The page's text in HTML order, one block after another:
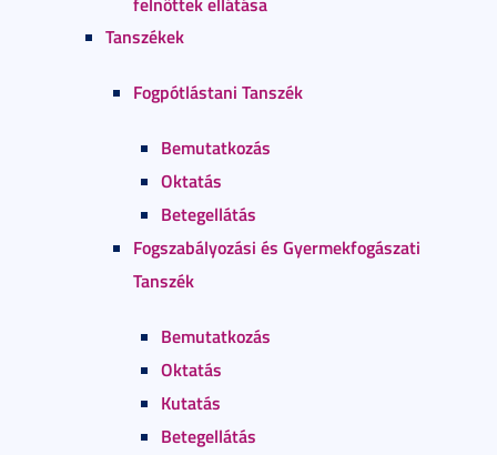
Tanszékek
Fogpótlástani Tanszék
Bemutatkozás
Oktatás
Betegellátás
Fogszabályozási és Gyermekfogászati
Tanszék
Bemutatkozás
Oktatás
Kutatás
Betegellátás